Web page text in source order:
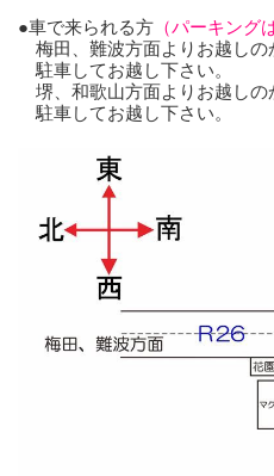
●車で来られる方 （パーキング
梅田、難波方面よりお越しの
駐車してお越し下さい。
堺、和歌山方面よりお越しの
駐車してお越し下さい。